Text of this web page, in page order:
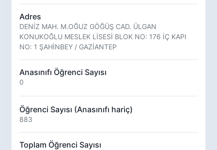
Adres
DENİZ MAH. M.OĞUZ GÖĞÜŞ CAD. ÜLGAN
KONUKOĞLU MESLEK LİSESİ BLOK NO: 176 İÇ KAPI
NO: 1 ŞAHİNBEY / GAZİANTEP
Anasınıfı Öğrenci Sayısı
0
Öğrenci Sayısı (Anasınıfı hariç)
883
Toplam Öğrenci Sayısı